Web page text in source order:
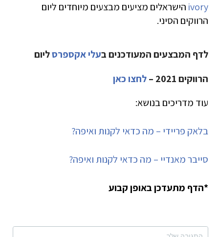
ivory הישראלים מציעים מבצעים מיוחדים ליום
הרווקים הסיני.
לדף המבצעים המעודכנים בעלי אקספרסליום
הרווקים 2021 –
לחצו כאן
עוד מדריכים בנושא:
בלאק פריידי – מה כדאי לקנות ואיפה?
סייבר מאנדיי – מה כדאי לקנות ואיפה?
*הדף מתעדכן באופן קבוע